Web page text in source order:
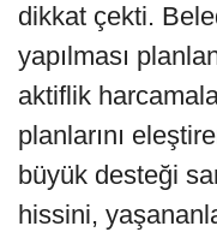
dikkat çekti.
yapılması
aktiflik
planlarını
büyük desteği
hissini,